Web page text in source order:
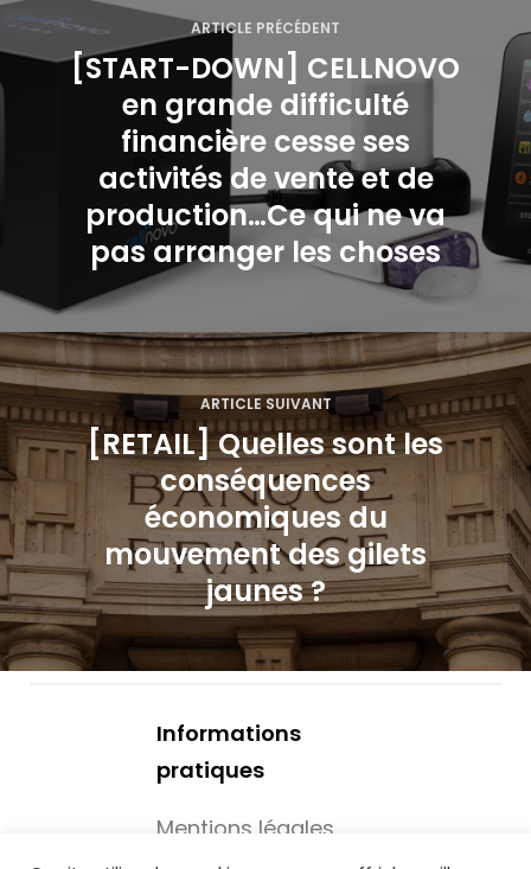
a
v
t
i
o
n
d
e
l
’
a
ARTICLE PRÉCÉDENT
[START-DOWN] CELLNOVO
en grande difficulté
financière cesse ses
activités de vente et de
production…Ce qui ne va
pas arranger les choses
ARTICLE SUIVANT
[RETAIL] Quelles sont les
conséquences
économiques du
mouvement des gilets
jaunes ?
Informations
pratiques
Mentions légales